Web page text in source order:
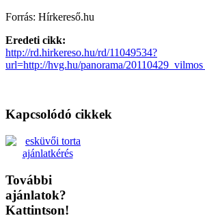
Forrás: Hírkereső.hu
Eredeti cikk:
http://rd.hirkereso.hu/rd/11049534?
url=http://hvg.hu/panorama/
Kapcsolódó cikkek
További
ajánlatok?
Kattintson!